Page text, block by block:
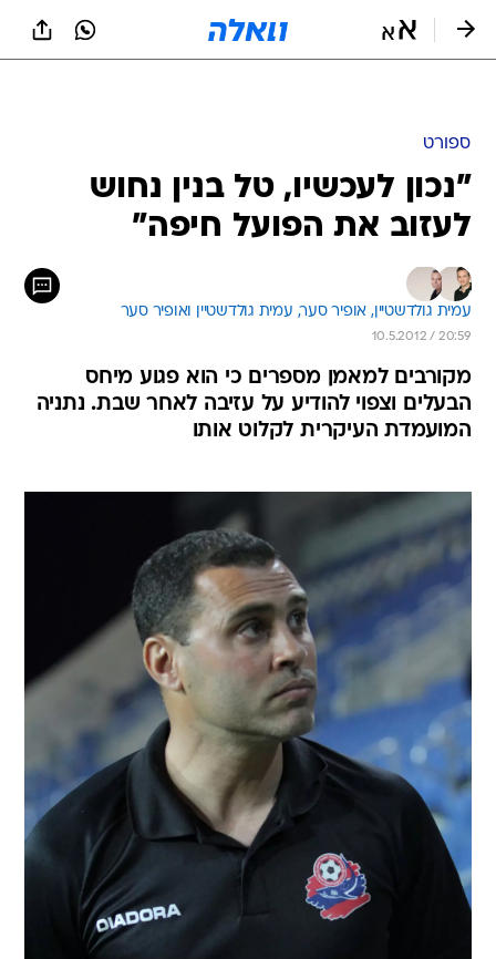
ספורט
"נכון לעכשיו, טל בנין נחוש
לעזוב את הפועל חיפה"
עמית גולדשטיין, אופיר סער, עמית גולדשטיין ואופיר סער
10.5.2012 / 20:59
מקורבים למאמן מספרים כי הוא פגוע מיחס
הבעלים וצפוי להודיע על עזיבה לאחר שבת. נתניה
המועמדת העיקרית לקלוט אותו